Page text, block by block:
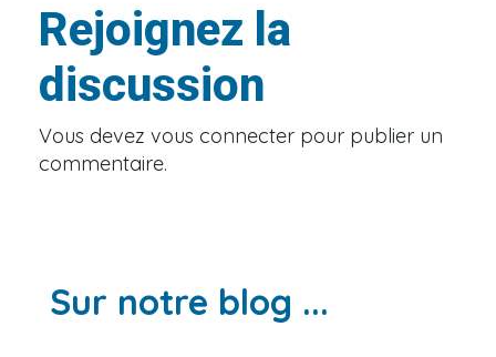
Rejoignez la
discussion
Vous devez vous connecter pour publier un
commentaire.
Sur notre blog ...